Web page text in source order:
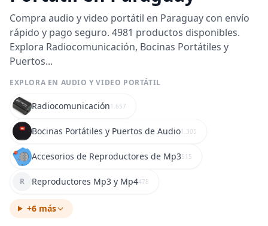
Compra audio y video portátil en Paraguay con envío
rápido y pago seguro. 4981 productos disponibles.
Explora Radiocomunicación, Bocinas Portátiles y
Puertos...
EXPLORA EN AUDIO Y VIDEO PORTÁTIL
Radiocomunicación1.657
Bocinas Portátiles y Puertos de Audio1.305
Accesorios de Reproductores de Mp3515
R Reproductores Mp3 y Mp4478
+6 más